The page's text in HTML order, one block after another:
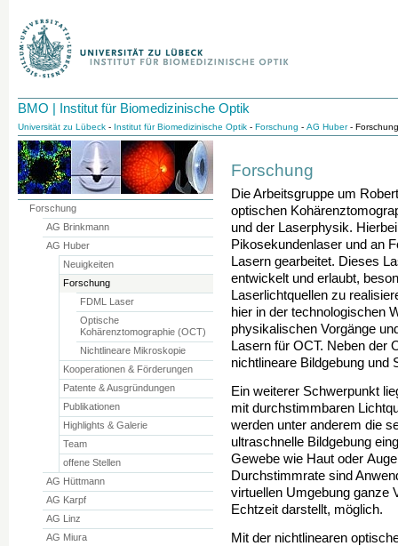
BMO | Institut für Biomedizinische Optik
Universität zu Lübeck - Institut für Biomedizinische Optik - Forschung - AG Huber- Forschung
Forschung
Die Arbeitsgruppe um
optischen
und der Laserphysik.
Pikosekundenlaser und an
Lasern gearbeitet. Dieses
entwickelt und erlaubt,
Laserlichtquellen zu
hier in der technologischen
physikalischen Vorgänge
Lasern für OCT. Neben der
nichtlineare Bildgebung und
Ein weiterer Schwerpunkt
mit durchstimmbaren
werden unter anderem die
ultraschnelle Bildgebung
Gewebe wie Haut oder
Durchstimmrate sind
virtuellen Umgebung ganze
Echtzeit darstellt, möglich.
Mit der nichtlinearen
Forschung
AG Brinkmann
AG Huber
Neuigkeiten
Forschung
FDML Laser
Optische
Kohärenztomographie (OCT)
Nichtlineare Mikroskopie
Kooperationen & Förderungen
Patente & Ausgründungen
Publikationen
Highlights & Galerie
Team
offene Stellen
AG Hüttmann
AG Karpf
AG Linz
AG Miura